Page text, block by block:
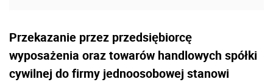
Przekazanie przez przedsiębiorcę
wyposażenia oraz towarów handlowych spółki
cywilnej do firmy jednoosobowej stanowi